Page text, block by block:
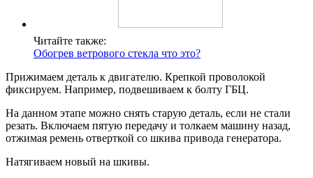
Читайте также:
Обогрев ветрового стекла что это?
Прижимаем деталь к двигателю. Крепкой проволокой
фиксируем. Например, подвешиваем к болту ГБЦ.
На данном этапе можно снять старую деталь, если не стали
резать. Включаем пятую передачу и толкаем машину назад,
отжимая ремень отверткой со шкива привода генератора.
Натягиваем новый на шкивы.